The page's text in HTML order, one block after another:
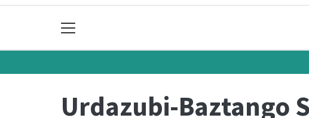
Urdazubi-Baztango